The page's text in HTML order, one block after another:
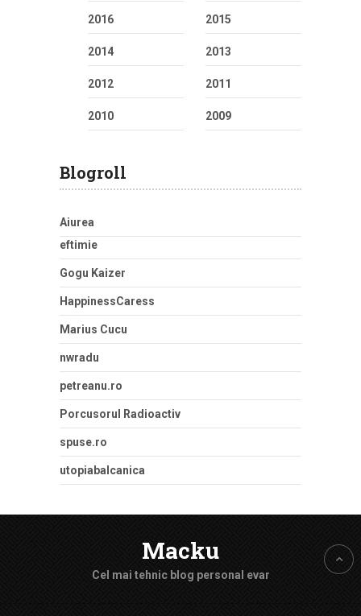
2016 2015
2014 2013
2012 2011
2010 2009
Blogroll
Aiurea
eftimie
Gogu Kaizer
HappinessCaress
Marius Cucu
nwradu
petreanu.ro
Porcusorul Radioactiv
spuse.ro
utopiabalcanica
Macku
Cel mai tehnic blog personal evar